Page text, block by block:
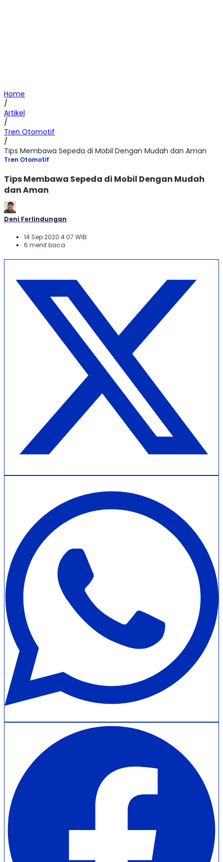
Home
/
Artikel
/
Tren Otomotif
/
Tips Membawa Sepeda di Mobil Dengan Mudah dan Aman
Tren Otomotif
Tips Membawa Sepeda di Mobil Dengan Mudah
dan Aman
Deni Ferlindungan
14 Sep 2020 4:07 WIB
6 menit baca